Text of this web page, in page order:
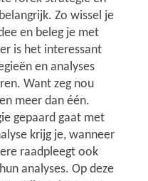
Zo wissel je
en beleg je met
is het interessant
en analyses
Want zeg nou
meer dan één.
gepaard gaat met
krijg je, wanneer
raadpleegt ook
analyses. Op deze